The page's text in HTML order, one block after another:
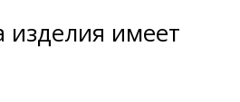
изделия имеет